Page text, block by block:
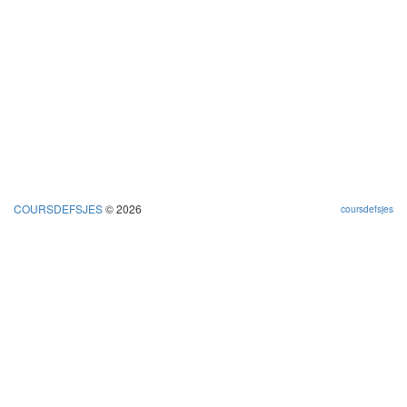
COURSDEFSJES© 2026 coursdefsjes